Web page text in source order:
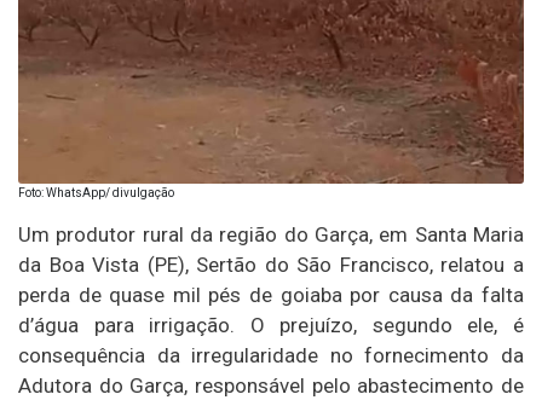
Foto: WhatsApp/ divulgação
Um produtor rural da região do Garça, em Santa Maria
da Boa Vista (PE), Sertão do São Francisco, relatou a
perda de quase mil pés de goiaba por causa da falta
d’água para irrigação. O prejuízo, segundo ele, é
consequência da irregularidade no fornecimento da
Adutora do Garça, responsável pelo abastecimento de